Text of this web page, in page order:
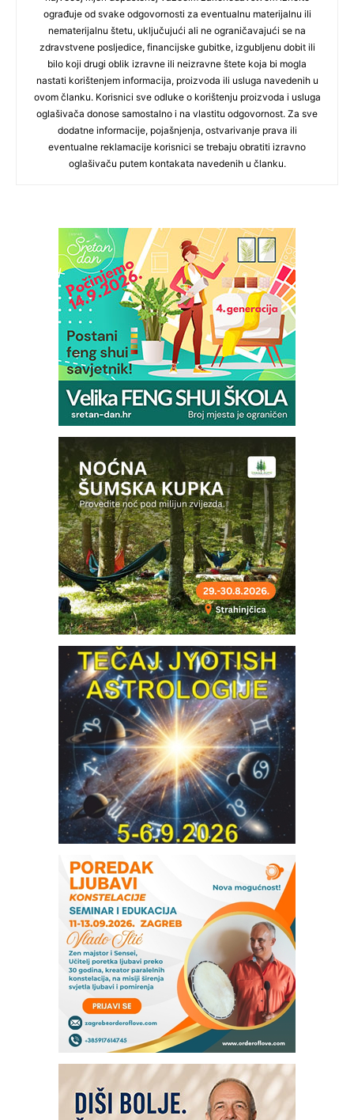
ograđuje od svake odgovornosti za eventualnu materijalnu ili
nematerijalnu štetu, uključujući ali ne ograničavajući se na
zdravstvene posljedice, financijske gubitke, izgubljenu dobit ili
bilo koji drugi oblik izravne ili neizravne štete koja bi mogla
nastati korištenjem informacija, proizvoda ili usluga navedenih u
ovom članku. Korisnici sve odluke o korištenju proizvoda i usluga
oglašivača donose samostalno i na vlastitu odgovornost. Za sve
dodatne informacije, pojašnjenja, ostvarivanje prava ili
eventualne reklamacije korisnici se trebaju obratiti izravno
oglašivaču putem kontakata navedenih u članku.